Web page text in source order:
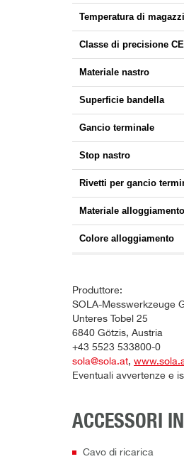
Temperatura di
Classe di precisione CE
Materiale nastro
Superficie bandella
Gancio terminale
Stop nastro
Rivetti per gancio
Materiale alloggiamento
Colore alloggiamento
Produttore:
SOLA-Messwerkzeuge
Unteres Tobel 25
6840 Götzis, Austria
+43 5523 533800-0
sola@sola.at,
Eventuali avvertenze e
ACCESSORI
Cavo di ricarica